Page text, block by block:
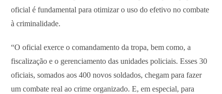
oficial é fundamental para otimizar o uso do efetivo no combate
à criminalidade.
“O oficial exerce o comandamento da tropa, bem como, a
fiscalização e o gerenciamento das unidades policiais. Esses 30
oficiais, somados aos 400 novos soldados, chegam para fazer
um combate real ao crime organizado. E, em especial, para